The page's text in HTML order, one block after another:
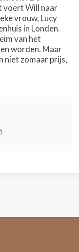
voert Will naar
vrouw, Lucy
in Londen.
van het
worden. Maar
niet zomaar prijs,